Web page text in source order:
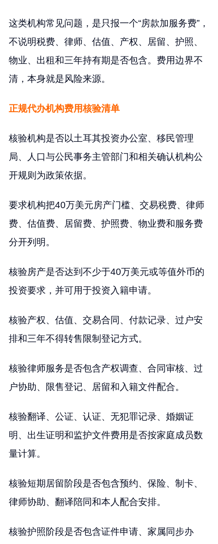
这类机构常见问题，是只报一个“房款加服务费”，
不说明税费、律师、估值、产权、居留、护照、
物业、出租和三年持有期是否包含。费用边界不
清，本身就是风险来源。
正规代办机构费用核验清单
核验机构是否以土耳其投资办公室、移民管理
局、人口与公民事务主管部门和相关确认机构公
开规则为政策依据。
要求机构把40万美元房产门槛、交易税费、律师
费、估值费、居留费、护照费、物业费和服务费
分开列明。
核验房产是否达到不少于40万美元或等值外币的
投资要求，并可用于投资入籍申请。
核验产权、估值、交易合同、付款记录、过户安
排和三年不得转售限制登记方式。
核验律师服务是否包含产权调查、合同审核、过
户协助、限售登记、居留和入籍文件配合。
核验翻译、公证、认证、无犯罪记录、婚姻证
明、出生证明和监护文件费用是否按家庭成员数
量计算。
核验短期居留阶段是否包含预约、保险、制卡、
律师协助、翻译陪同和本人配合安排。
核验护照阶段是否包含证件申请、家属同步办